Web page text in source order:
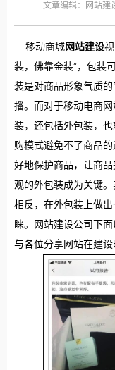
文章编辑：
网站建
移动商城网站建设
装，佛靠金装”，包装
装是对商品形象气质
播。而对于移动电商
装，还包括外包装，也
购模式避免不了商品
好地保护商品，让商
观的外包装成为关键。
相反，在外包装上做
睐。网站建设公司下
与各位分享网站在建设